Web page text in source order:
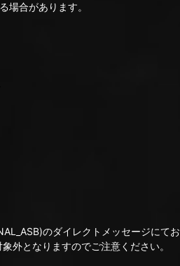
場合があります。
のダイレクトメッセージにてお
外となりますのでご注意ください。